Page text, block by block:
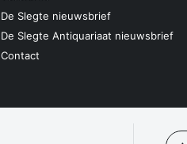
De Slegte nieuwsbrief
De Slegte Antiquariaat nieuwsbrief
Contact